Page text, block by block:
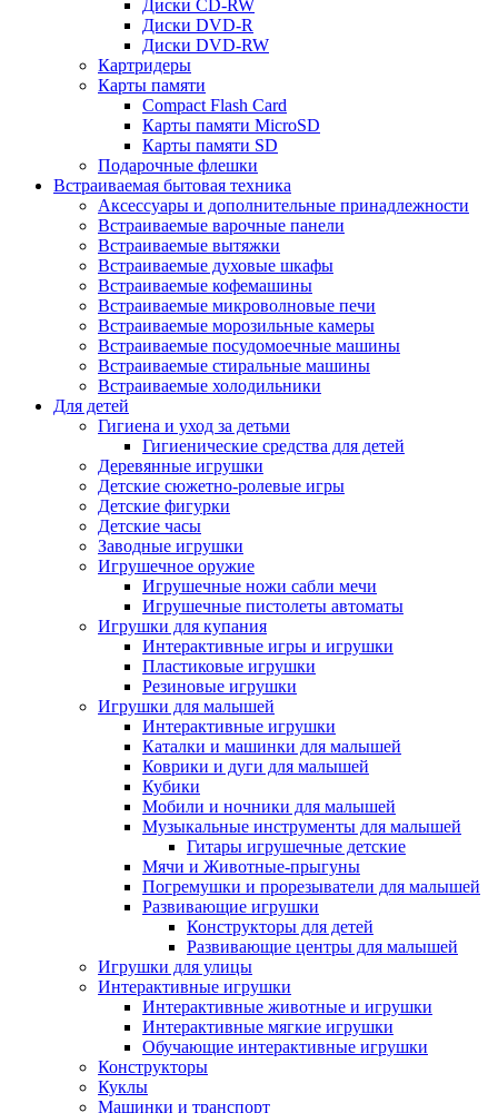
Диски CD-RW
Диски DVD-R
Диски DVD-RW
Картридеры
Карты памяти
Compact Flash Card
Карты памяти MicroSD
Карты памяти SD
Подарочные флешки
Встраиваемая бытовая техника
Аксессуары и дополнительные принадлежности
Встраиваемые варочные панели
Встраиваемые вытяжки
Встраиваемые духовые шкафы
Встраиваемые кофемашины
Встраиваемые микроволновые печи
Встраиваемые морозильные камеры
Встраиваемые посудомоечные машины
Встраиваемые стиральные машины
Встраиваемые холодильники
Для детей
Гигиена и уход за детьми
Гигиенические средства для детей
Деревянные игрушки
Детские сюжетно-ролевые игры
Детские фигурки
Детские часы
Заводные игрушки
Игрушечное оружие
Игрушечные ножи сабли мечи
Игрушечные пистолеты автоматы
Игрушки для купания
Интерактивные игры и игрушки
Пластиковые игрушки
Резиновые игрушки
Игрушки для малышей
Интерактивные игрушки
Каталки и машинки для малышей
Коврики и дуги для малышей
Кубики
Мобили и ночники для малышей
Музыкальные инструменты для малышей
Гитары игрушечные детские
Мячи и Животные-прыгуны
Погремушки и прорезыватели для малышей
Развивающие игрушки
Конструкторы для детей
Развивающие центры для малышей
Игрушки для улицы
Интерактивные игрушки
Интерактивные животные и игрушки
Интерактивные мягкие игрушки
Обучающие интерактивные игрушки
Конструкторы
Куклы
Машинки и транспорт